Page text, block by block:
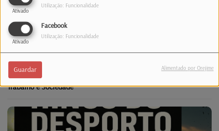
Ativado
Utilização: Funcionalidade
Facebook
Ativado
Utilização: Funcionalidade
Guardar Alimentado por Orejime
Trabalho e Sociedade